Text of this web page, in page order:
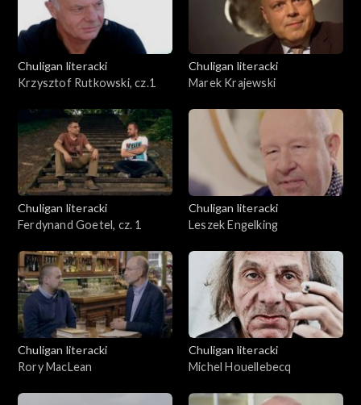
Chuligan literacki
Krzysztof Rutkowski, cz.1
Chuligan literacki
Marek Krajewski
Chuligan literacki
Ferdynand Goetel, cz. 1
Chuligan literacki
Leszek Engelking
Chuligan literacki
Rory MacLean
Chuligan literacki
Michel Houellebecq